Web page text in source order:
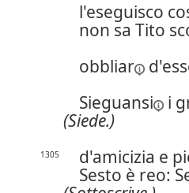
l'eseguisco
non sa Tito
obbliar
Sieguansi
i
(Siede.)
1305
d'amicizia e
Sesto è reo: